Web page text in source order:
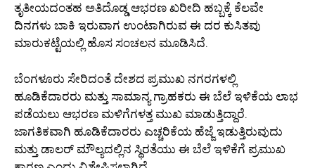
ತೃತೀಯದಂತಹ ಅತಿದೊಡ್ಡ ಆಭರಣ ಖರೀದಿ ಹಬ್ಬಕ್ಕೆ ಕೆಲವೇ
ದಿನಗಳು ಬಾಕಿ ಇರುವಾಗ ಉಂಟಾಗಿರುವ ಈ ದರ ಕುಸಿತವು
ಮಾರುಕಟ್ಟೆಯಲ್ಲಿ ಹೊಸ ಸಂಚಲನ ಮೂಡಿಸಿದೆ.
ಬೆಂಗಳೂರು ಸೇರಿದಂತೆ ದೇಶದ ಪ್ರಮುಖ ನಗರಗಳಲ್ಲಿ
ಹೂಡಿಕೆದಾರರು ಮತ್ತು ಸಾಮಾನ್ಯ ಗ್ರಾಹಕರು ಈ ಬೆಲೆ ಇಳಿಕೆಯ ಲಾಭ
ಪಡೆಯಲು ಆಭರಣ ಮಳಿಗೆಗಳತ್ತ ಮುಖ ಮಾಡುತ್ತಿದ್ದಾರೆ.
ಜಾಗತಿಕವಾಗಿ ಹೂಡಿಕೆದಾರರು ಎಚ್ಚರಿಕೆಯ ಹೆಜ್ಜೆ ಇಡುತ್ತಿರುವುದು
ಮತ್ತು ಡಾಲರ್ ಮೌಲ್ಯದಲ್ಲಿನ ಸ್ಥಿರತೆಯು ಈ ಬೆಲೆ ಇಳಿಕೆಗೆ ಪ್ರಮುಖ